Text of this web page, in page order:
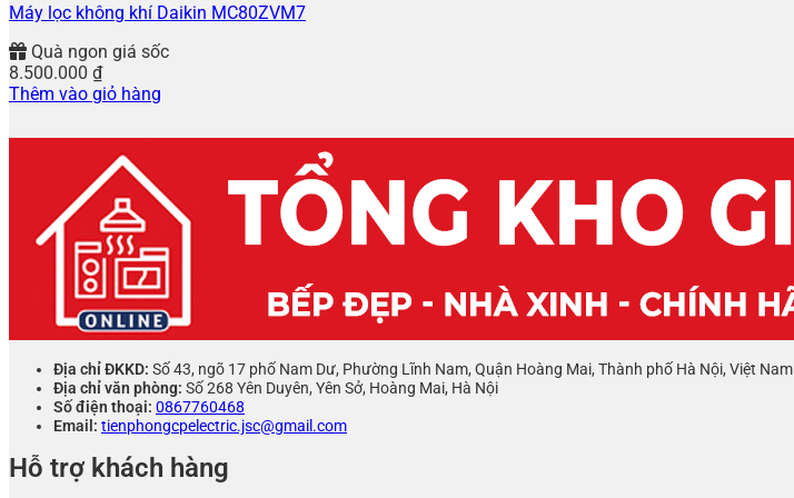
Máy lọc không khí Daikin MC80ZVM7
Quà ngon giá sốc
8.500.000 ₫
Thêm vào giỏ hàng
Địa chỉ ĐKKD: Số 43, ngõ 17 phố Nam Dư, Phường Lĩnh Nam, Quận Hoàng Mai, Thành phố Hà Nội, Việt Nam
Địa chỉ văn phòng: Số 268 Yên Duyên, Yên Sở, Hoàng Mai, Hà Nội
Số điện thoại: 0867760468
Email: tienphongcpelectric.jsc@gmail.com
Hỗ trợ khách hàng